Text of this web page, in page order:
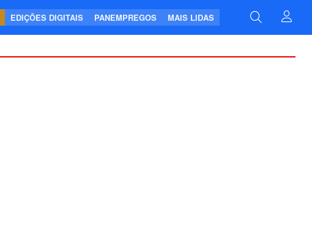
EDIÇÕES DIGITAIS PANEMPREGOS MAIS LIDAS